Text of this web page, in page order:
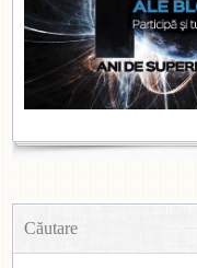
Căutare